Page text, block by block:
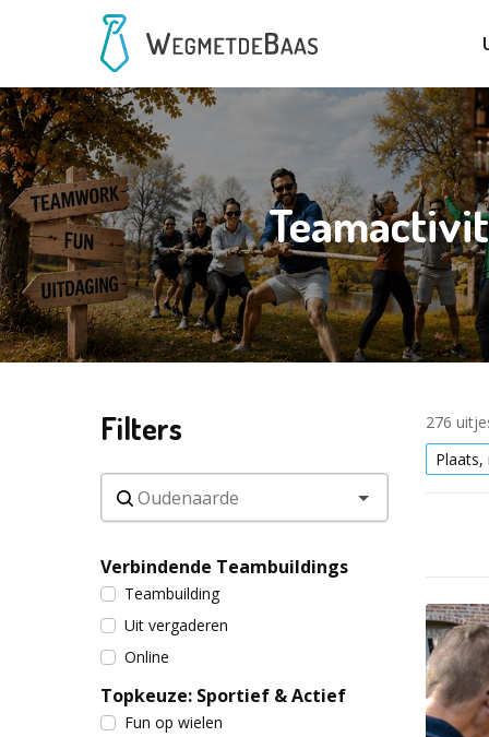
Filters
Verbindende Teambuildings
Teambuilding
Uit vergaderen
Online
Topkeuze: Sportief & Actief
Fun op wielen
276
Plaats,